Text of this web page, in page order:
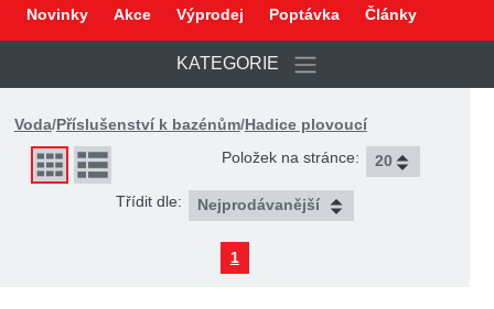
Novinky Akce Výprodej Poptávka Články
KATEGORIE
Voda/Příslušenství k bazénům/Hadice plovoucí
Položek na stránce:
Třídit dle:
1